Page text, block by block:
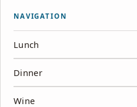
NAVIGATION
Lunch
Dinner
Wine